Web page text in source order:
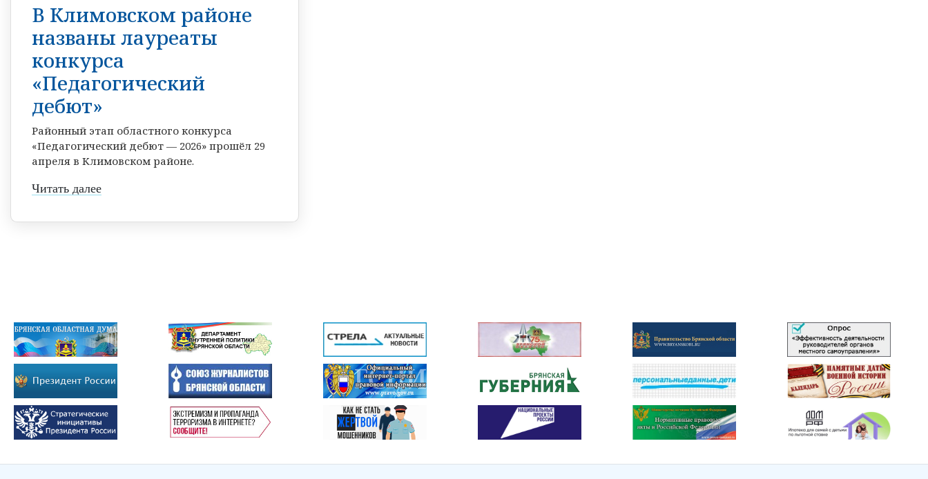
В Климовском районе
названы лауреаты
конкурса
«Педагогический
дебют»
Районный этап областного конкурса
«Педагогический дебют — 2026» прошёл 29
апреля в Климовском районе.
Читать далее